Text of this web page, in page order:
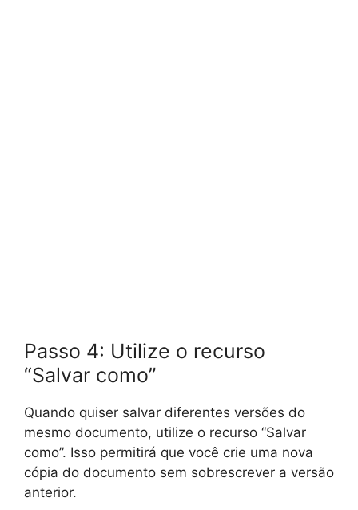
Passo 4: Utilize o recurso
“Salvar como”
Quando quiser salvar diferentes versões do
mesmo documento, utilize o recurso “Salvar
como”. Isso permitirá que você crie uma nova
cópia do documento sem sobrescrever a versão
anterior.